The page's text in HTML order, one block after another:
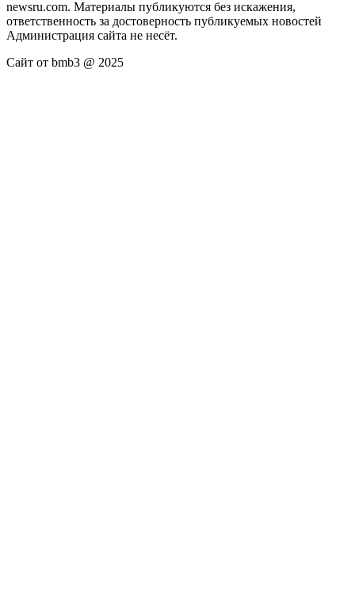
newsru.com. Материалы публикуются без искажения,
ответственность за достоверность публикуемых новостей
Администрация сайта не несёт.
Сайт от bmb3 @ 2025